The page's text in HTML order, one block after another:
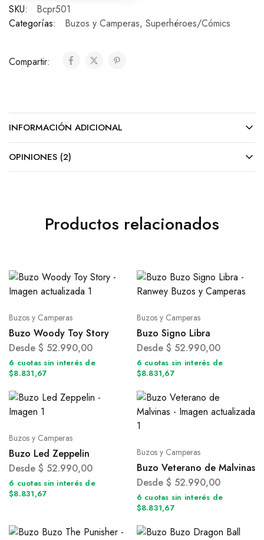
SKU:
Bcpr501
Categorías:
Buzos y Camperas, Superhéroes/Cómics
Compartir:
INFORMACIÓN ADICIONAL
OPINIONES (2)
Productos relacionados
Buzos y Camperas
Buzo Woody Toy Story
Desde $ 52.990,00
6 cuotas sin interés de
$8.831,67
Buzos y Camperas
Buzo Signo Libra
Desde $ 52.990,00
6 cuotas sin interés de
$8.831,67
Buzos y Camperas
Buzo Led Zeppelin
Desde $ 52.990,00
6 cuotas sin interés de
$8.831,67
Buzos y Camperas
Buzo Veterano de Malvinas
Desde $ 52.990,00
6 cuotas sin interés de
$8.831,67